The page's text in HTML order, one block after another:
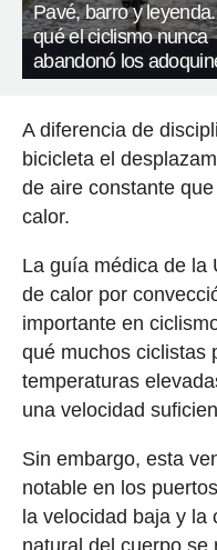
Pavé, barro y
qué el ciclismo nunca
abandonó los
A diferencia de
bicicleta el
de aire constante
calor.
La guía médica de la
de calor por
importante en
qué muchos ciclistas
temperaturas
una velocidad
Sin embargo, esta
notable en los
la velocidad baja y la